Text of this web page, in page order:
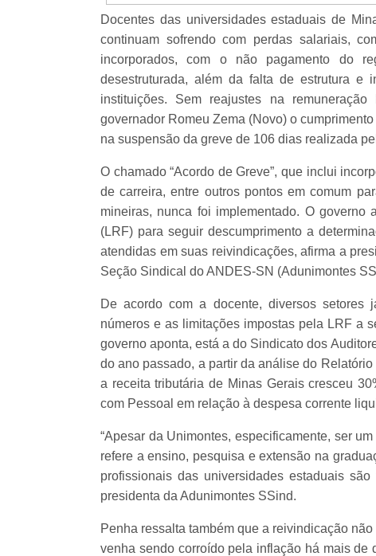
Docentes das universidades estaduais de
continuam sofrendo com perdas salariais,
incorporados, com o não pagamento do
desestruturada, além da falta de estrutura e
instituições. Sem reajustes na
governador Romeu Zema (Novo) o
na suspensão da greve de 106 dias realizada
O chamado “Acordo de Greve”, que inclui
de carreira, entre outros pontos em comum
mineiras, nunca foi implementado. O
(LRF) para seguir descumprimento a
atendidas em suas reivindicações, afirma a
Seção Sindical do ANDES-SN (Adunimontes
De acordo com a docente, diversos setores
números e as limitações impostas pela LRF a
governo aponta, está a do Sindicato dos
do ano passado, a partir da análise do
a receita tributária de Minas Gerais cresceu
com Pessoal em relação à despesa corrente
“Apesar da Unimontes, especificamente, ser
refere a ensino, pesquisa e extensão na
profissionais das universidades estaduais
presidenta da Adunimontes SSind.
Penha ressalta também que a reivindicação
venha sendo corroído pela inflação há mais de